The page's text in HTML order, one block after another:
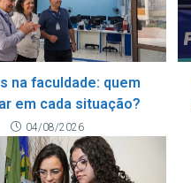
na faculdade: quem
em cada situação?
04/08/2026